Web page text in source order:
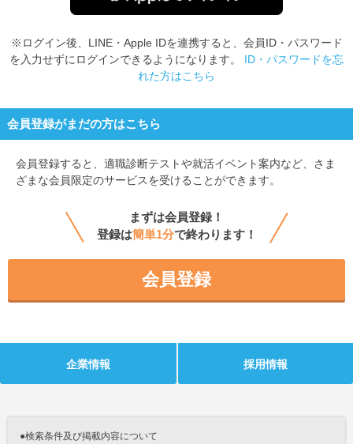
※ログイン後、LINE・Apple IDを連携すると、会員ID・パスワード
を入力せずにログインできるようになります。 ID・パスワードを忘
れた方はこちら
会員登録がまだの方はこちら
会員登録すると、 適職診断テストや就活イベント案内など、さま
ざまな会員限定のサービスを受けることができます。
まずは会員登録！
登録は簡単1分で終わります！
会員登録
企業情報 採用情報
●検索条件及び掲載内容について